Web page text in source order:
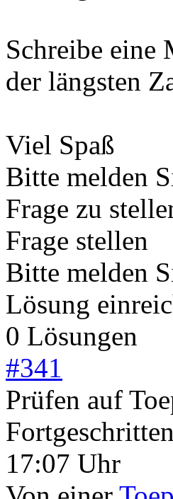
Schreibe eine
der längsten
Viel Spaß
Bitte melden
Frage zu
Frage stellen
Bitte melden
Lösung
0 Lösungen
#341
Prüfen auf
17:07 Uhr